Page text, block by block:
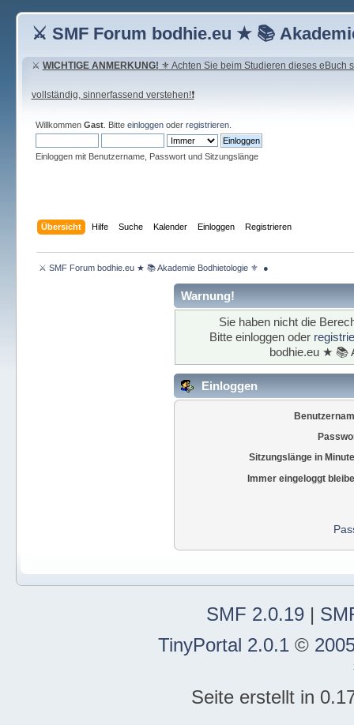
⚔ SMF Forum bodhie.eu ★ 📚
⚔ WICHTIGE ANMERKUNG! ⚜ Achten Sie beim Studieren dieses eBuch
vollständig, sinnerfassend verstehen!❗
Willkommen Gast. Bitte einloggenoder registrieren.
Einloggen mit Benutzername, Passwort und Sitzungslänge
Übersicht Hilfe Suche Kalender Einloggen Registrieren
⚔ SMF Forum bodhie.eu ★ 📚 Akademie Bodhietologie ⚜  ●
Warnung!
Sie haben nicht die
Bitte einloggen oder
bodhie.eu ★ 📚
Einloggen
Sitzungslänge in
Immer eingeloggt
SMF 2.0.19|
TinyPortal 2.0.1©
Seite erstellt in